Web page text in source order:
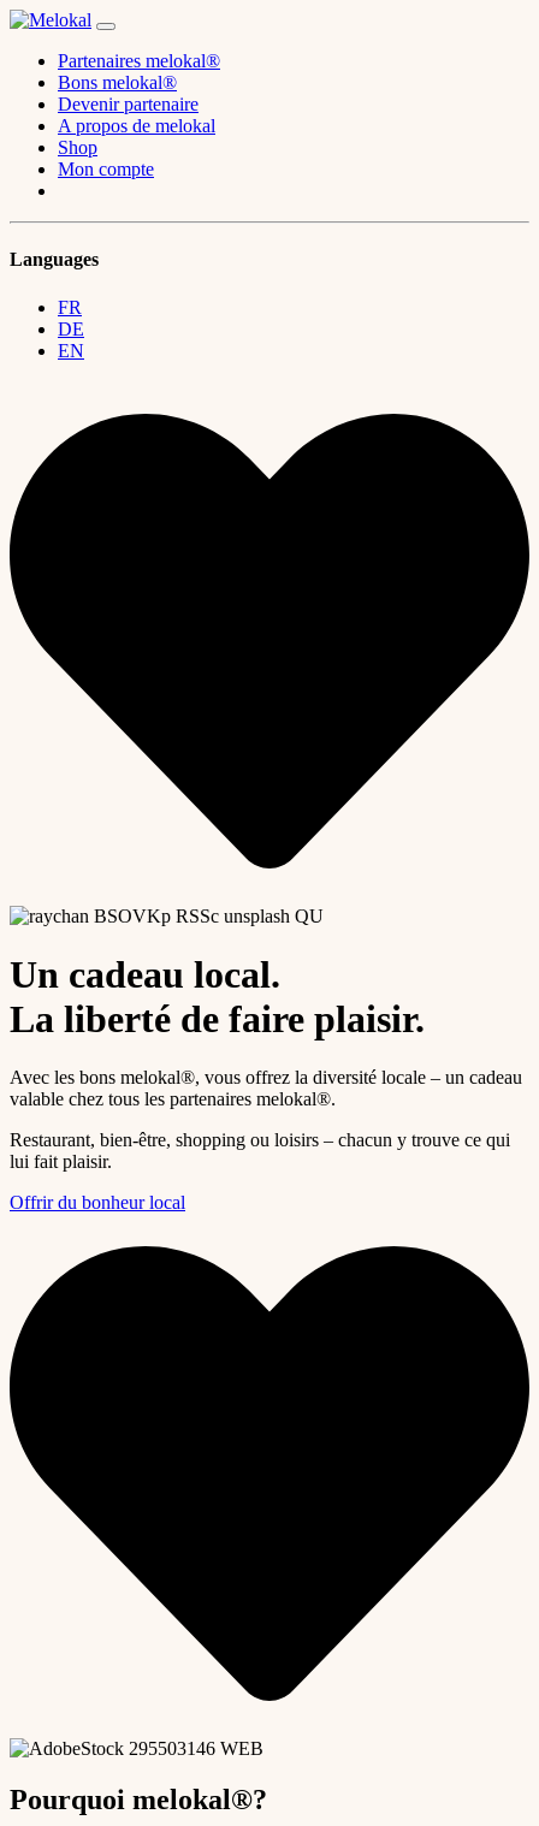
Partenaires melokal®
Bons melokal®
Devenir partenaire
A propos de melokal
Shop
Mon compte
Languages
FR
DE
EN
Un cadeau local.
La liberté de faire plaisir.
Avec les bons melokal®, vous offrez la diversité locale – un cadeau
valable chez tous les partenaires melokal®.
Restaurant, bien-être, shopping ou loisirs – chacun y trouve ce qui
lui fait plaisir.
Offrir du bonheur local
Pourquoi melokal®?